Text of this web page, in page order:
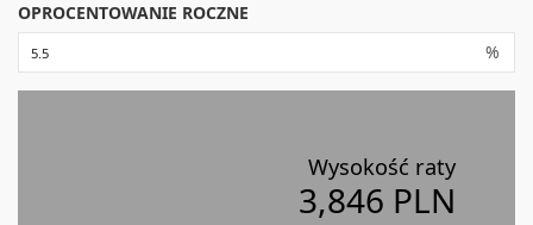
OPROCENTOWANIE ROCZNE
%
Wysokość raty
3,846 PLN